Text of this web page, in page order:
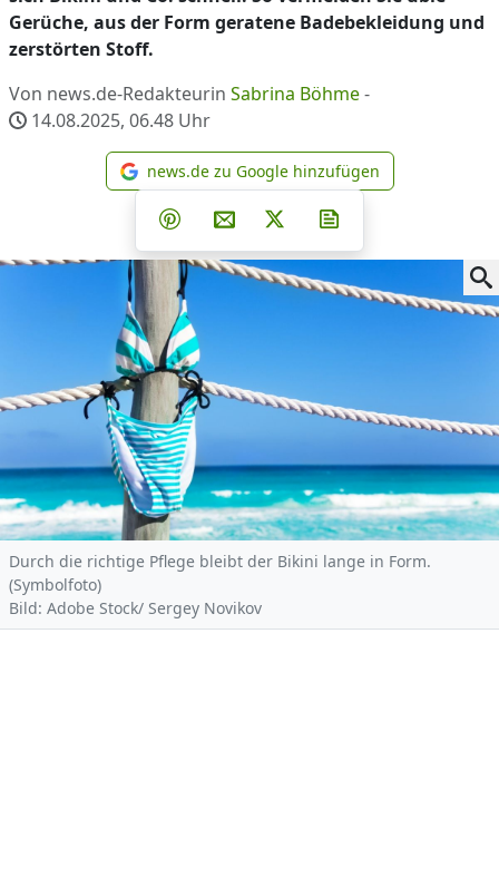
Gerüche, aus der Form geratene Badebekleidung und
zerstörten Stoff.
Von news.de-Redakteurin Sabrina Böhme-
14.08.2025, 06.48 Uhr
news.de zu Google
news.de zu Google hinzufügen
Teilen auf Facebook
Teilen auf Whatsapp
Teilen auf Telegram
Teilen auf Pinterest
Per E-Mail teilen
Post auf X
Durch die richtige Pflege bleibt der Bikini lange in Form.
(Symbolfoto)
Bild: Adobe Stock/ Sergey Novikov